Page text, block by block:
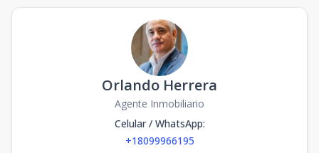
Orlando Herrera
Agente Inmobiliario
Celular / WhatsApp:
+18099966195